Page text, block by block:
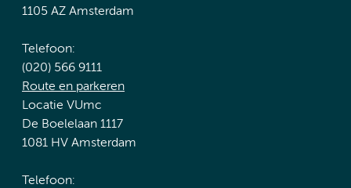
1105 AZ Amsterdam
Telefoon:
(020) 566 9111
Route en parkeren
Locatie VUmc
De Boelelaan 1117
1081 HV Amsterdam
Telefoon: